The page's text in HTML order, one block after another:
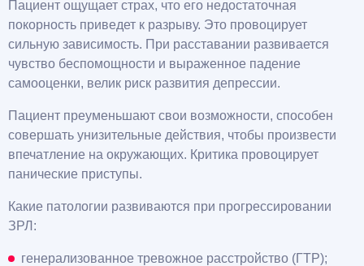
Пациент ощущает страх, что его недостаточная
покорность приведет к разрыву. Это провоцирует
сильную зависимость. При расставании развивается
чувство беспомощности и выраженное падение
самооценки, велик риск развития депрессии.
Пациент преуменьшают свои возможности, способен
совершать унизительные действия, чтобы произвести
впечатление на окружающих. Критика провоцирует
панические приступы.
Какие патологии развиваются при прогрессировании
ЗРЛ:
генерализованное тревожное расстройство (ГТР);